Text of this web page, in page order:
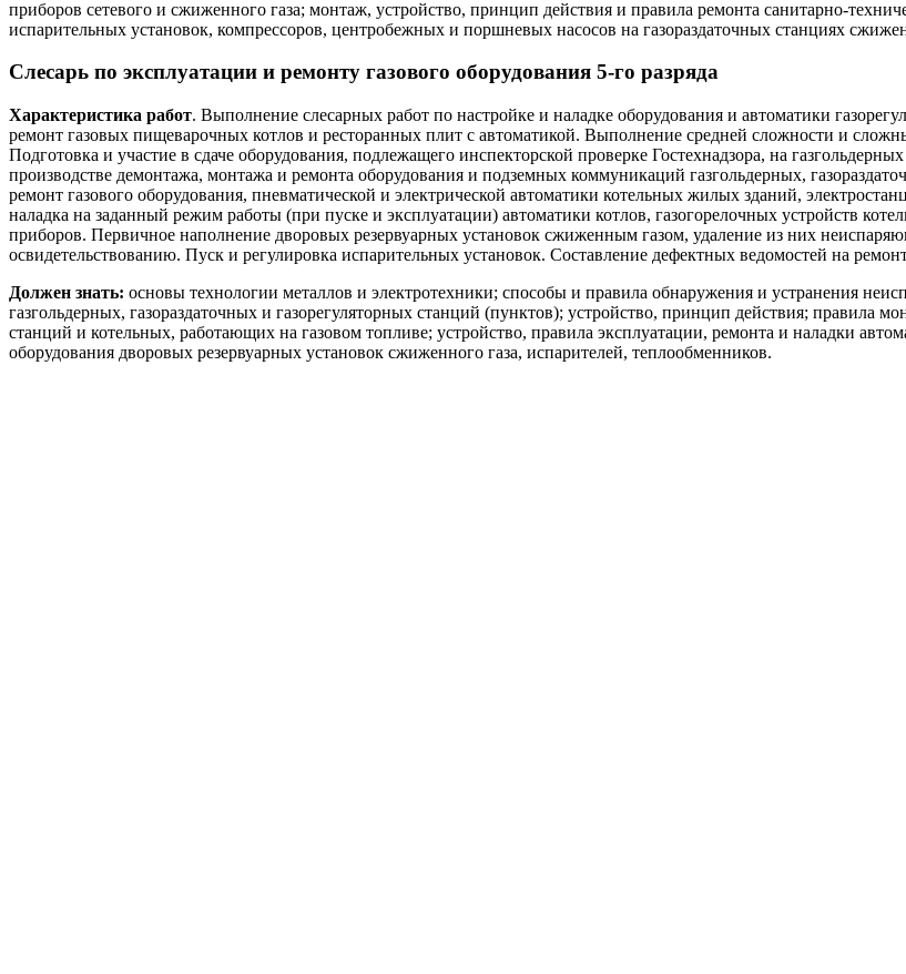
приборов сетевого и сжиженного газа; монтаж, устройство, принцип действия и правила ремонта санитарно-
испарительных установок, компрессоров, центробежных и поршневых насосов на газораздаточных станциях
Слесарь по эксплуатации и ремонту газового оборудования 5-го разряда
Характеристика работ. Выполнение слесарных работ по настройке и наладке оборудования и автоматики
ремонт газовых пищеварочных котлов и ресторанных плит с автоматикой. Выполнение средней сложности и
Подготовка и участие в сдаче оборудования, подлежащего инспекторской проверке Гостехнадзора, на
производстве демонтажа, монтажа и ремонта оборудования и подземных коммуникаций газгольдерных,
ремонт газового оборудования, пневматической и электрической автоматики котельных жилых зданий,
наладка на заданный режим работы (при пуске и эксплуатации) автоматики котлов, газогорелочных устройств
приборов. Первичное наполнение дворовых резервуарных установок сжиженным газом, удаление из них
освидетельствованию. Пуск и регулировка испарительных установок. Составление дефектных ведомостей на
Должен знать: основы технологии металлов и электротехники; способы и правила обнаружения и устранения
газгольдерных, газораздаточных и газорегуляторных станций (пунктов); устройство, принцип действия; правила
станций и котельных, работающих на газовом топливе; устройство, правила эксплуатации, ремонта и наладки
оборудования дворовых резервуарных установок сжиженного газа, испарителей, теплообменников.